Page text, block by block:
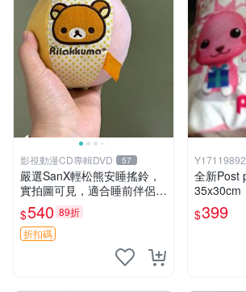
影視動漫CD專輯DVD 57
嚴選SanX輕松熊安睡搖鈴，
實拍圖可見，適合睡前伴侶，
Picks安撫好物 0325 懸吊 電
腦
$540 89折
折扣碼
全新Post
35x30cm
$399